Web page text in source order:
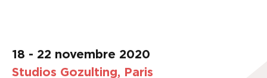
18 - 22 novembre 2020
Studios Gozulting, Paris